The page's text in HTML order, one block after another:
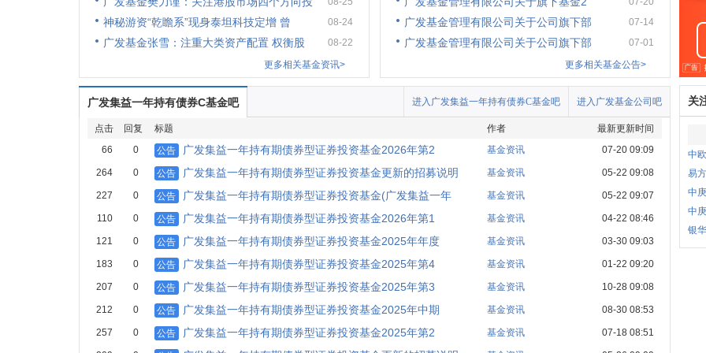
神秘游资“乾瞻系”现身泰坦科技定增 曾 08-24
广发基金张雪：注重大类资产配置 权衡股
08-22
更多相关基金资讯>
广发基金管理有限公司关于公司旗下部 07-14
广发基金管理有限公司关于公司旗下部
07-01
更多相关基金公告>
广发集益一年持有债券C基金吧 进入广发基金公司吧
进入广发集益一年持有债券C基金吧
点击 回复 标题 作者
最新更新时间
66
0 公告 广发集益一年持有期债券型证券投资基金2026年第2 基金资讯 07-20 09:09
264 0 公告 广发集益一年持有期债券型证券投资基金更新的招募说明 基金资讯 05-22 09:08
227 0 公告 广发集益一年持有期债券型证券投资基金(广发集益一年 基金资讯 05-22 09:07
110 0 公告 广发集益一年持有期债券型证券投资基金2026年第1 基金资讯 04-22 08:46
121 0 公告 广发集益一年持有期债券型证券投资基金2025年年度 基金资讯 03-30 09:03
183 0 公告 广发集益一年持有期债券型证券投资基金2025年第4 基金资讯 01-22 09:20
207 0 公告 广发集益一年持有期债券型证券投资基金2025年第3 基金资讯 10-28 09:08
212 0 公告 广发集益一年持有期债券型证券投资基金2025年中期 基金资讯 08-30 08:53
257 0 公告 广发集益一年持有期债券型证券投资基金2025年第2 基金资讯 07-18 08:51
关
中
易
中
中
银